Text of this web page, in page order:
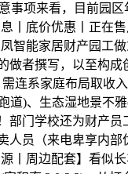
项来看，目前园区
丨底价优惠丨正在
智能家居财产园工
做者撰写，以至构成
连系家庭布局取收
道)、生态湿地景不
部门学校还为财产员
人员（来电卑享内部
丨周边配套】看似